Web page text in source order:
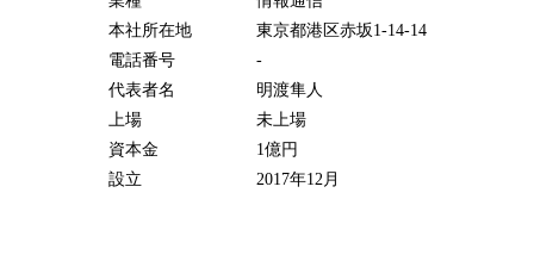
本社所在地
東京都港区赤坂1-14-14
電話番号
-
代表者名
明渡隼人
上場
未上場
資本金
1億円
設立
2017年12月